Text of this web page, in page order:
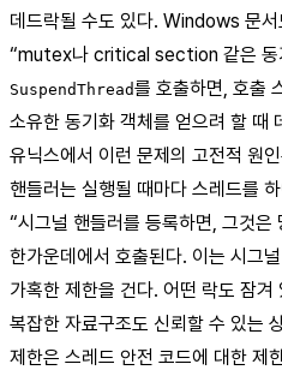
데드락될 수도 있다. Windows 문서
“mutex나 critical section 같은 동
SuspendThread를 호출하면, 호출
소유한 동기화 객체를 얻으려 할 때
유닉스에서 이런 문제의 고전적 원
핸들러는 실행될 때마다 스레드를
“시그널 핸들러를 등록하면, 그것은
한가운데에서 호출된다. 이는 시그
가혹한 제한을 건다. 어떤 락도 잠
복잡한 자료구조도 신뢰할 수 있는
제한은 스레드 안전 코드에 대한 제